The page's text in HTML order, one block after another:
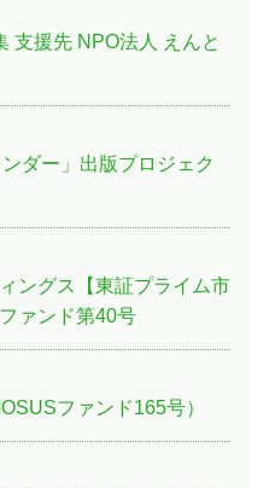
支援先 NPO法人 えんと
ダー」出版プロジェク
ングス【東証プライム市
ァンド第40号
ファンド165号）